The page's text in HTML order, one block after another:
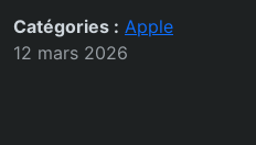
Catégories : Apple
12 mars 2026